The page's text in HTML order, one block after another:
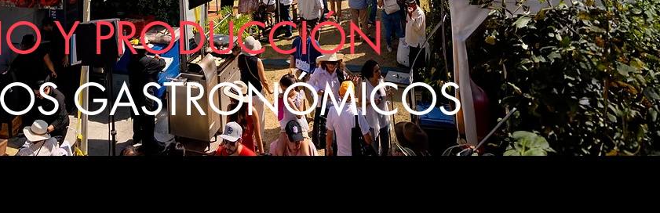
Y PRODUCCIÓN
GASTRONÓMICOS